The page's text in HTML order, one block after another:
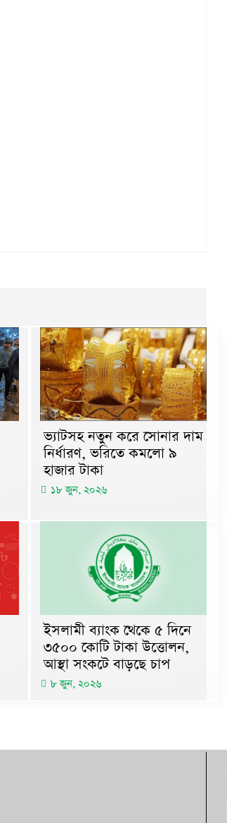
ভ্যাটসহ নতুন করে সোনার দাম
নির্ধারণ, ভরিতে কমলো ৯
হাজার টাকা
১৮ জুন, ২০২৬
ইসলামী ব্যাংক থেকে ৫ দিনে
৩৫০০ কোটি টাকা উত্তোলন,
আস্থা সংকটে বাড়ছে চাপ
৮ জুন, ২০২৬